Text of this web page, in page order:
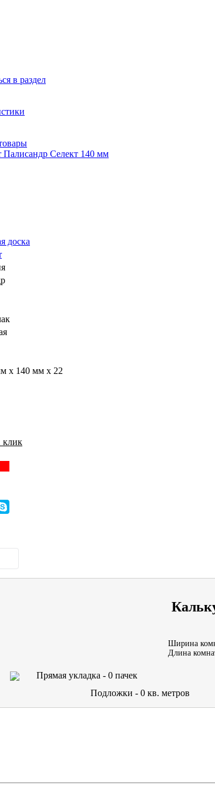
доска
x 140 мм x 22
клик
Ширина
Длина
Прямая укладка - 0 пачек
Подложки - 0 кв. метров